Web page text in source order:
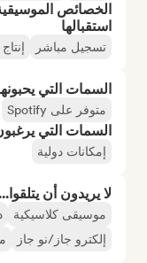
الخصائص
استقبالها
تسجيل مباشر
السمات التي
متوفر على Spotify
السمات التي
إمكانات دولية
لا يريدون أن
موسيقى كلاسيكية
إلكترو جاز/نو جاز